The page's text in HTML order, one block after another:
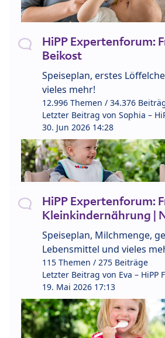
HiPP Expertenforum:
Beikost
Speiseplan, erstes
vieles mehr!
12.996 Themen / 34.376
Letzter Beitrag von Sophia –
30. Jun 2026 14:28
HiPP Expertenforum:
Kleinkindernährung |
Speiseplan, Milchmenge,
Lebensmittel und vieles
115 Themen / 275 Beiträge
Letzter Beitrag von Eva – HiPP
19. Mai 2026 17:13